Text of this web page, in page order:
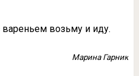
вареньем возьму и иду.
Марина Гарник